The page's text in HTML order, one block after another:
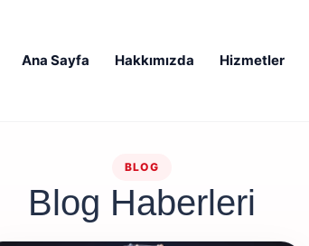
Ana Sayfa Hakkımızda Hizmetler
BLOG
Blog Haberleri